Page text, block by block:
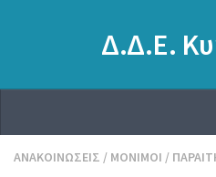
Δ.Δ.Ε.
ΑΝΑΚΟΙΝΏΣΕΙΣ / ΜΌΝΙΜΟΙ /